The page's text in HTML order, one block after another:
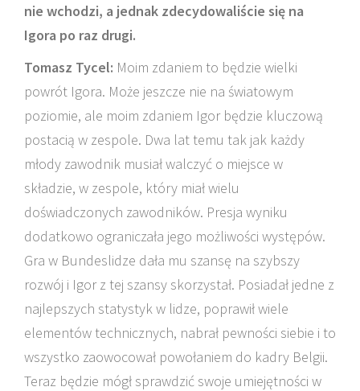
nie wchodzi, a jednak zdecydowaliście się na
Igora po raz drugi.
Tomasz Tycel: Moim zdaniem to będzie wielki
powrót Igora. Może jeszcze nie na światowym
poziomie, ale moim zdaniem Igor będzie kluczową
postacią w zespole. Dwa lat temu tak jak każdy
młody zawodnik musiał walczyć o miejsce w
składzie, w zespole, który miał wielu
doświadczonych zawodników. Presja wyniku
dodatkowo ograniczała jego możliwości występów.
Gra w Bundeslidze dała mu szansę na szybszy
rozwój i Igor z tej szansy skorzystał. Posiadał jedne z
najlepszych statystyk w lidze, poprawił wiele
elementów technicznych, nabrał pewności siebie i to
wszystko zaowocował powołaniem do kadry Belgii.
Teraz będzie mógł sprawdzić swoje umiejętności w